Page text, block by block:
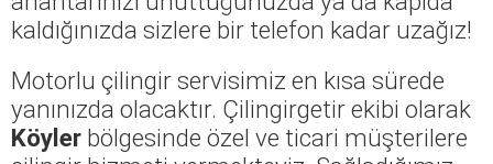
kaldığınızda sizlere bir telefon kadar uzağız!
Motorlu çilingir servisimiz en kısa sürede
yanınızda olacaktır. Çilingirgetir ekibi olarak
Köyler bölgesinde özel ve ticari müşterilere